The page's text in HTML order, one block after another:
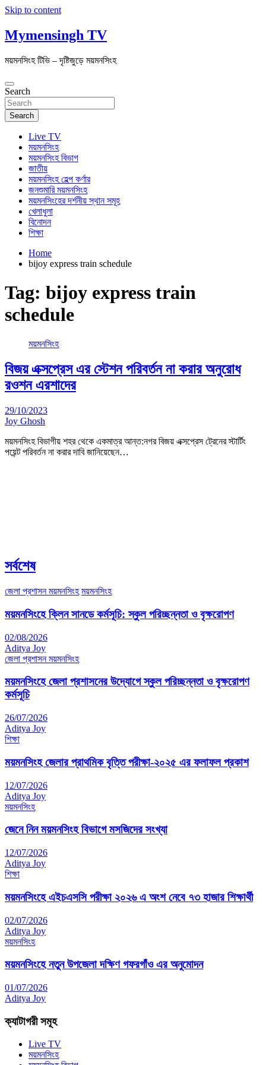
Skip to content
Mymensingh TV
ময়মনসিংহ টিভি – দৃষ্টিজুড়ে ময়মনসিংহ
Search
Search
Live TV
ময়মনসিংহ
ময়মনসিংহ বিভাগ
জাতীয়
ময়মনসিংহ হেল্প কর্ণার
জনশুমারি ময়মনসিংহ
ময়মনসিংহের দর্শনীয় স্থান সমূহ
খেলাধুলা
বিনোদন
শিক্ষা
Home
bijoy express train schedule
Tag: bijoy express train
schedule
ময়মনসিংহ
বিজয় এক্সপ্রেস এর স্টেশন পরিবর্তন না করার অনুরোধ
রওশন এরশাদের
29/10/2023
Joy Ghosh
ময়মনসিংহ বিভাগীয় শহর থেকে একমাত্র আন্ত:নগর বিজয় এক্সপ্রেস ট্রেনের স্টার্টিং
পয়েন্ট পরিবর্তন না করার দাবি জানিয়েছেন…
সর্বশেষ
জেলা প্রশাসন ময়মনসিংহ ময়মনসিংহ
ময়মনসিংহে ক্লিন সানডে কর্মসূচি: স্কুল পরিচ্ছন্নতা ও বৃক্ষরোপণ
02/08/2026
Aditya Joy
জেলা প্রশাসন ময়মনসিংহ
ময়মনসিংহে জেলা প্রশাসনের উদ্যোগে স্কুল পরিচ্ছন্নতা ও বৃক্ষরোপণ
কর্মসূচি
26/07/2026
Aditya Joy
শিক্ষা
ময়মনসিংহ জেলার প্রাথমিক বৃত্তি পরীক্ষা-২০২৫ এর ফলাফল প্রকাশ
12/07/2026
Aditya Joy
ময়মনসিংহ
জেনে নিন ময়মনসিংহ বিভাগে মসজিদের সংখ্যা
12/07/2026
Aditya Joy
শিক্ষা
ময়মনসিংহে এইচএসসি পরীক্ষা ২০২৬ এ অংশ নেবে ৭৩ হাজার শিক্ষার্থী
02/07/2026
Aditya Joy
ময়মনসিংহ
ময়মনসিংহে নতুন উপজেলা দক্ষিণ গফরগাঁও এর অনুমোদন
01/07/2026
Aditya Joy
ক্যাটাগরী সমূহ
Live TV
ময়মনসিংহ